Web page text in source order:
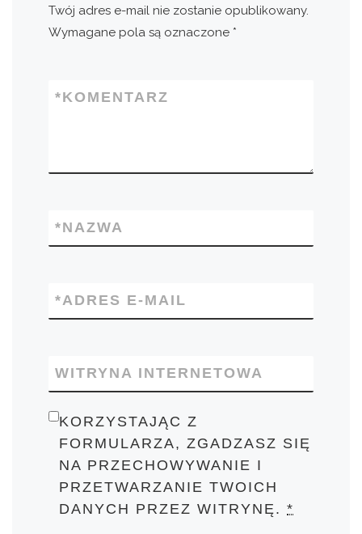
Twój adres e-mail nie zostanie opublikowany.
Wymagane pola są oznaczone *
KOMENTARZ
*
NAZWA
*
ADRES E-MAIL
*
WITRYNA INTERNETOWA
KORZYSTAJĄC Z
FORMULARZA, ZGADZASZ SIĘ
NA PRZECHOWYWANIE I
PRZETWARZANIE TWOICH
DANYCH PRZEZ WITRYNĘ.*